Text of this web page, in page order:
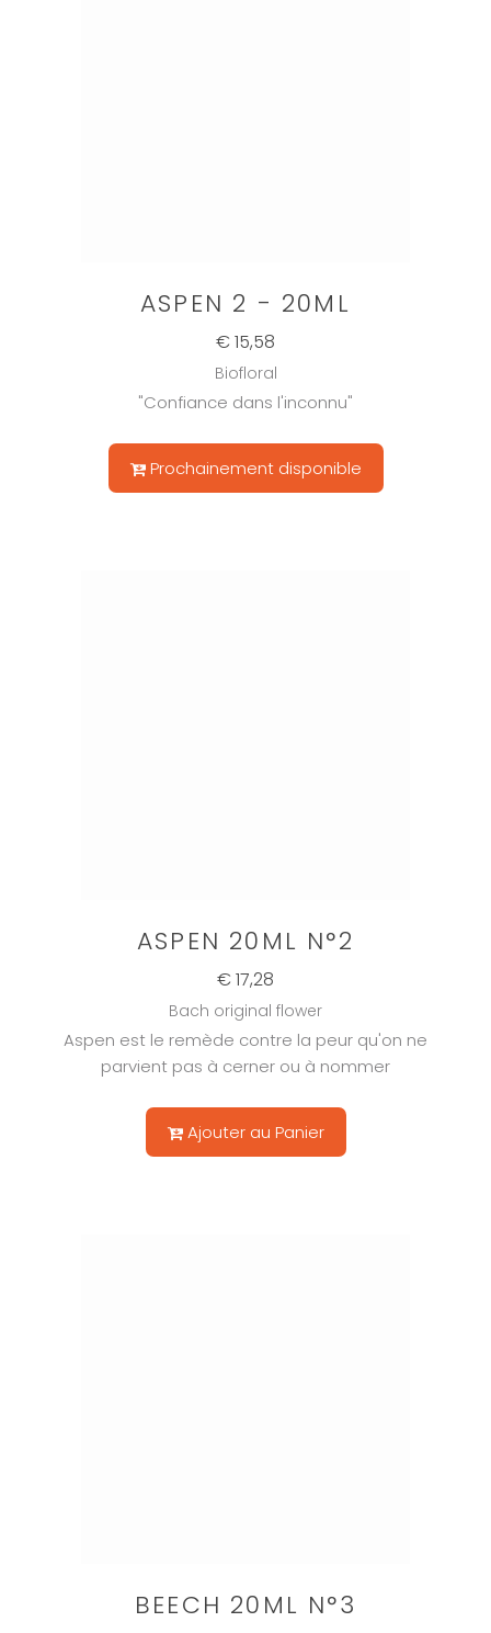
ASPEN 2 - 20ML
€ 15,58
Biofloral
"Confiance dans l'inconnu"
Prochainement disponible
ASPEN 20ML N°2
€ 17,28
Bach original flower
Aspen est le remède contre la peur qu'on ne
parvient pas à cerner ou à nommer
Ajouter au Panier
BEECH 20ML N°3